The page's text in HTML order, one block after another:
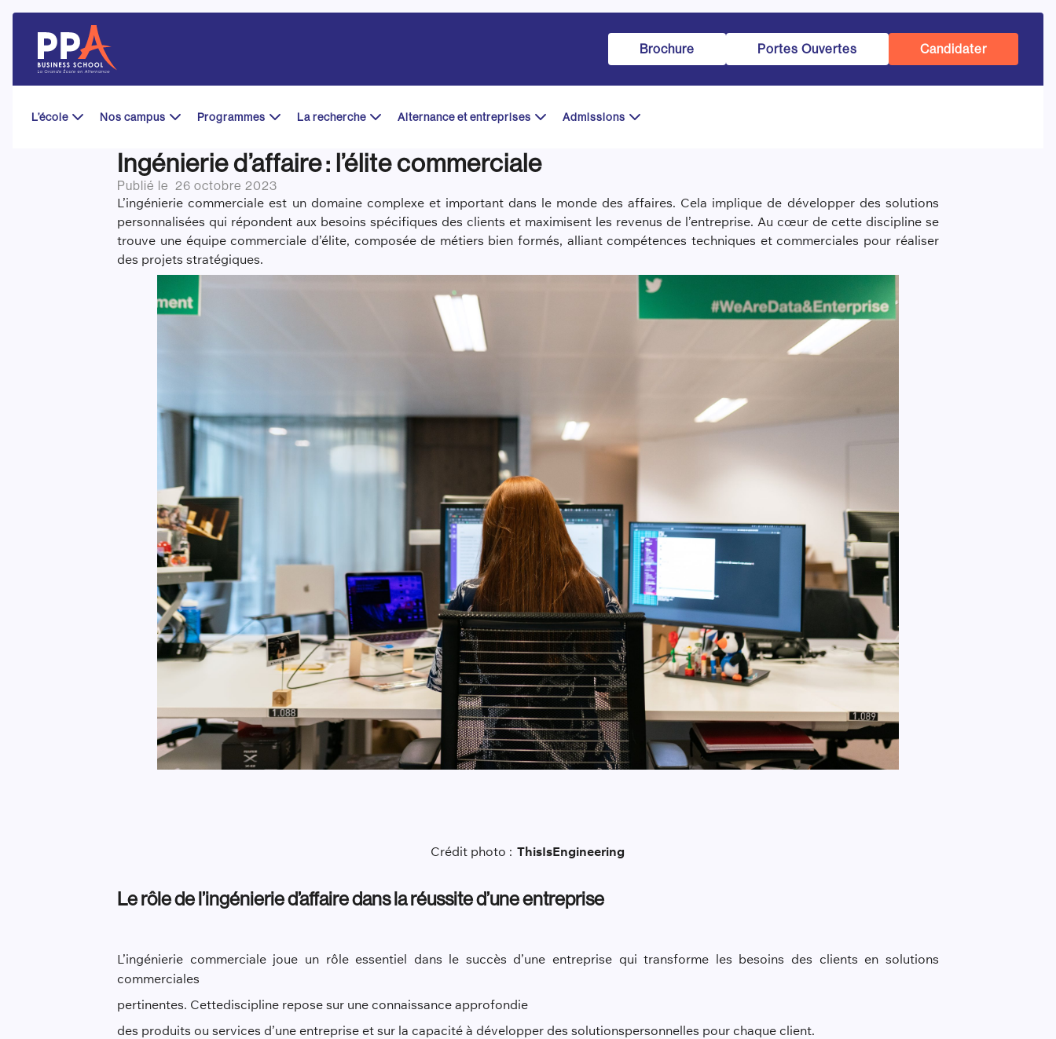
content
Brochure Portes Ouvertes Candidater
L’école Nos campus Programmes La recherche Alternance et entreprises Admissions
Ingénierie d’affaire : l’élite commerciale
Publié le26 octobre 2023
L’ingénierie commerciale est un domaine complexe et important dans le monde des affaires. Cela implique de développer des solutions
personnalisées qui répondent aux besoins spécifiques des clients et maximisent les revenus de l’entreprise. Au cœur de cette discipline se
trouve une équipe commerciale d’élite, composée de métiers bien formés, alliant compétences techniques et commerciales pour réaliser
des projets stratégiques.
Crédit photo : ThisIsEngineering
Le rôle de l’ingénierie d’affaire dans la réussite d’une entreprise
L’ingénierie commerciale joue un rôle essentiel dans le succès d’une entreprise qui transforme les besoins des clients en solutions
commerciales
pertinentes. Cettediscipline repose sur une connaissance approfondie
des produits ou services d’une entreprise et sur la capacité à développer des solutionspersonnelles pour chaque client.